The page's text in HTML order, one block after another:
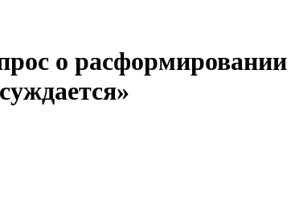
о расформировании